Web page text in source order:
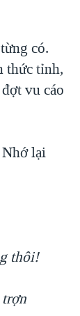
có.
thức tỉnh,
vu cáo
lại
thôi!